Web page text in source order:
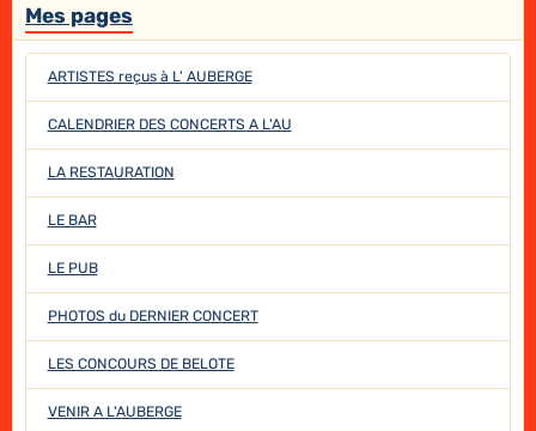
Mes pages
ARTISTES reçus à L' AUBERGE
CALENDRIER DES CONCERTS A L'AU
LA RESTAURATION
LE BAR
LE PUB
PHOTOS du DERNIER CONCERT
LES CONCOURS DE BELOTE
VENIR A L'AUBERGE